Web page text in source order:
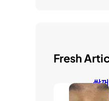
Fresh
쌍
치